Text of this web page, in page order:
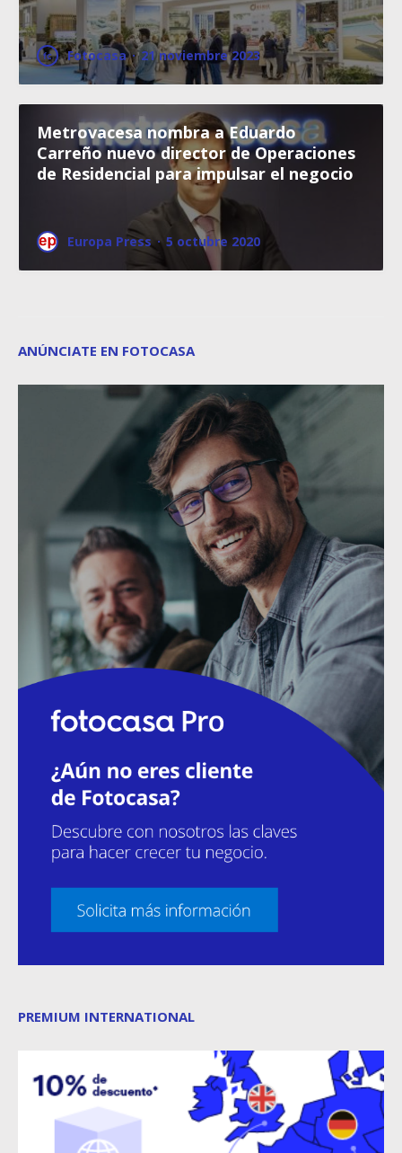
Fotocasa · 21 noviembre 2023
Metrovacesa nombra a Eduardo
Carreño nuevo director de Operaciones
de Residencial para impulsar el negocio
Europa Press · 5 octubre 2020
ANÚNCIATE EN FOTOCASA
PREMIUM INTERNATIONAL